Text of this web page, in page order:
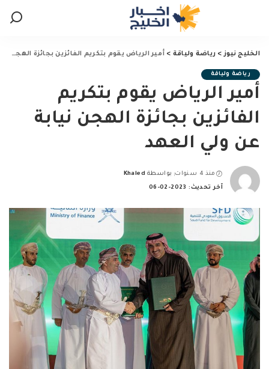
الخليج نيوز> رياضة ولياقة > أمير الرياض يقوم بتكريم الفائزين بجائزة الهجن نيابة عن ولي العهد
رياضة ولياقة
أمير الرياض يقوم بتكريم
الفائزين بجائزة الهجن نيابة
عن ولي العهد
منذ 4 سنوات
Posted
by
بواسطة Khaled
آخر تحديث: 2023-02-06